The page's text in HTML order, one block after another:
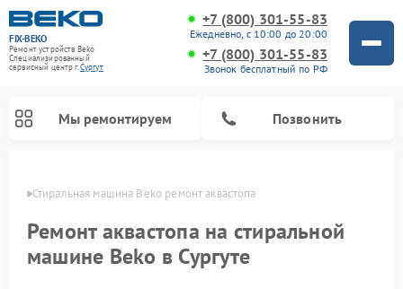
FIX-BEKO
Ремонт устройств Beko
Специализированный
cервисный центр г.Сургут
+7 (800) 301-55-83
Ежедневно, с 10:00 до 20:00
+7 (800) 301-55-83
Звонок бесплатный по РФ
Мы ремонтируем Позвонить
Стиральная машина Beko ремонт аквастопа
Ремонт аквастопа на стиральной
машине Beko в Сургуте